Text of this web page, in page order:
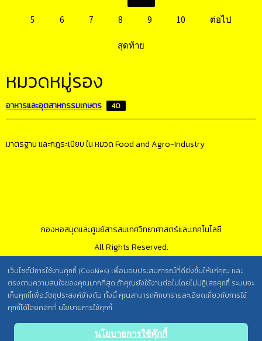
5 6 7 8 9 10 ต่อไป
สุดท้าย
หมวดหมู่รอง
อาหารและอุตสาหกรรมเกษตร 40
มาตรฐาน และกฎระเบียบ ใน หมวด Food and Agro-Industry
เว็บไซต์มีการใช้งานคุกกี้ (Cookies) เพื่อมอบประสบการณ์ที่ดียิ่งขึ้นให้แก่คุณ และ
ตรงตามความสนใจของคุณมากที่สุด ถ้าคุณยังใช้งานต่อไปโดยไม่ปฏิเสธคุกกี้ ระบบจะ
เก็บคุกกี้เพื่อวัตถุประสงค์ข้างต้น ทั้งนี้ คุณสามารถศึกษารายละเอียดเกี่ยวกับการใช้
คุกกี้ได้โดยคลิกที่ นโยบายการใช้คุกกี้
นโยบายการใช้คุ๊กกี้
กองหอสมุดและศูนย์สารสนเทศวิทยาศาสตร์และเทคโนโลยี
All Rights Reserved.
นโยบายการคุ้มครองข้อมูลส่วนบุคคล วศ. /
ประกาศความเป็นส่วนตัว (Privacy Notice) สำหรับการบริการสารสนเทศ